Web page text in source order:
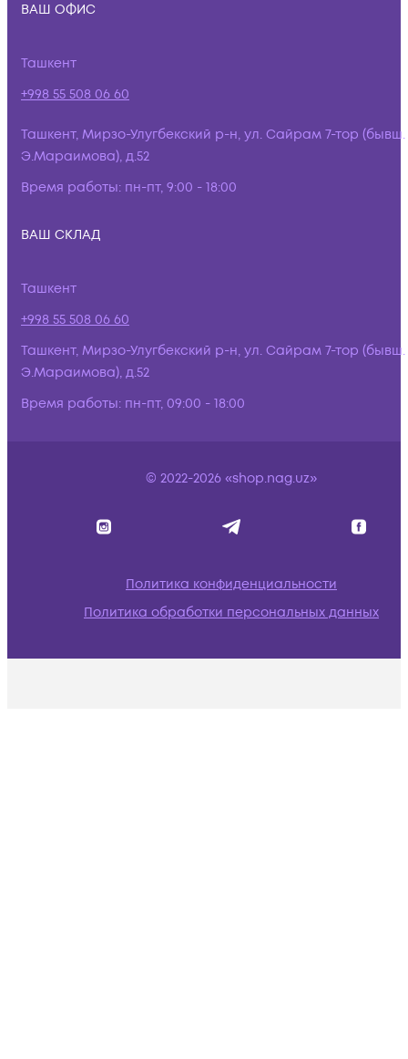
ВАШ ОФИС
Ташкент
+998 55 508 06 60
Ташкент, Мирзо-Улугбекский р-н, ул. Сайрам 7-тор (бывш.
Э.Мараимова), д.52
Время работы: пн-пт, 9:00 - 18:00
ВАШ СКЛАД
Ташкент
+998 55 508 06 60
Ташкент, Мирзо-Улугбекский р-н, ул. Сайрам 7-тор (бывш.
Э.Мараимова), д.52
Время работы: пн-пт, 09:00 - 18:00
© 2022-2026 «shop.nag.uz»
Политика конфиденциальности
Политика обработки персональных данных